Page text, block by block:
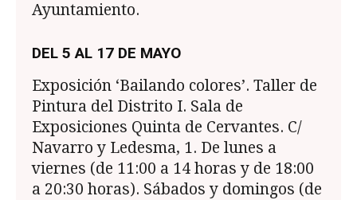
Ayuntamiento.
DEL 5 AL 17 DE MAYO
Exposición ‘Bailando colores’. Taller de
Pintura del Distrito I. Sala de
Exposiciones Quinta de Cervantes. C/
Navarro y Ledesma, 1. De lunes a
viernes (de 11:00 a 14 horas y de 18:00
a 20:30 horas). Sábados y domingos (de